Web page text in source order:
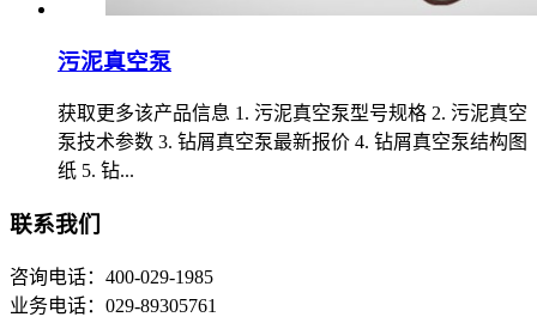
污泥真空泵
获取更多该产品信息 1. 污泥真空泵型号规格 2. 污泥真空
泵技术参数 3. 钻屑真空泵最新报价 4. 钻屑真空泵结构图
纸 5. 钻...
联系我们
咨询电话：400-029-1985
业务电话：029-89305761